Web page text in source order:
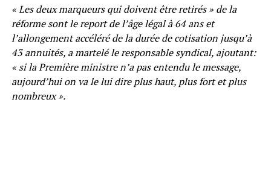
« Les deux marqueurs qui doivent être retirés » de la
réforme sont le report de l’âge légal à 64 ans et
l’allongement accéléré de la durée de cotisation jusqu’à
43 annuités, a martelé le responsable syndical, ajoutant:
« si la Première ministre n’a pas entendu le message,
aujourd’hui on va le lui dire plus haut, plus fort et plus
nombreux ».